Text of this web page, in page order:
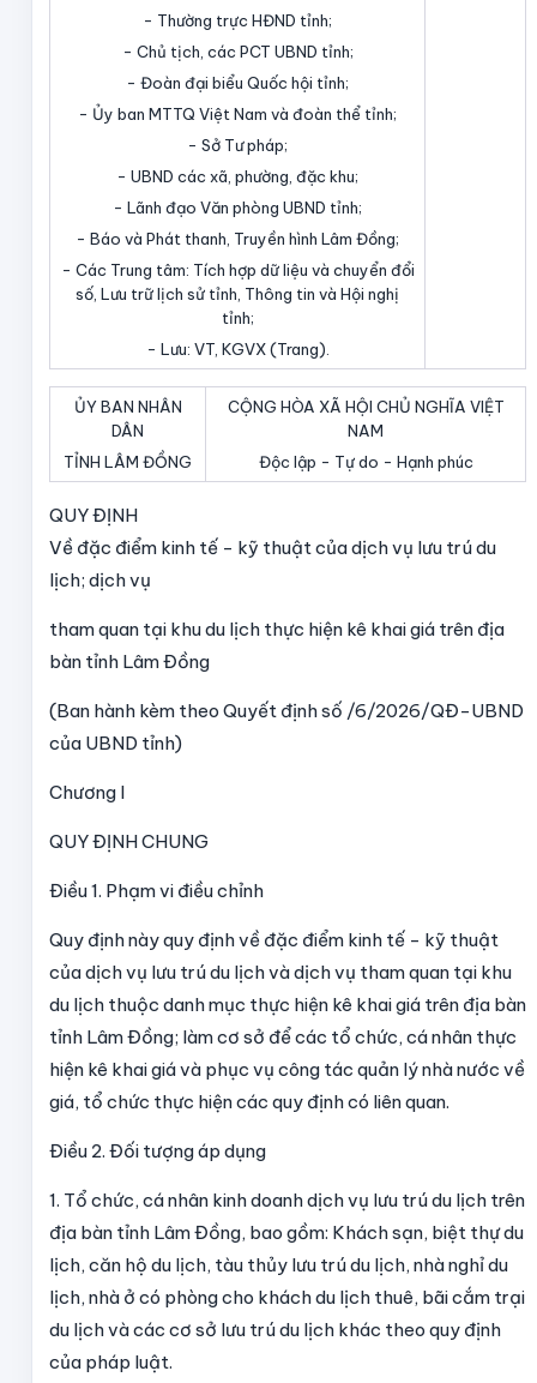
- Thường trực HĐND tỉnh;
- Chủ tịch, các PCT UBND tỉnh;
- Đoàn đại biểu Quốc hội tỉnh;
- Ủy ban MTTQ Việt Nam và đoàn thể tỉnh;
- Sở Tư pháp;
- UBND các xã, phường, đặc khu;
- Lãnh đạo Văn phòng UBND tỉnh;
- Báo và Phát thanh, Truyền hình Lâm Đồng;
- Các Trung tâm: Tích hợp dữ liệu và chuyển đổi
số, Lưu trữ lịch sử tỉnh, Thông tin và Hội nghị
tỉnh;
- Lưu: VT, KGVX (Trang).
ỦY BAN NHÂN
DÂN
TỈNH LÂM ĐỒNG
CỘNG HÒA XÃ HỘI CHỦ NGHĨA VIỆT
NAM
Độc lập - Tự do - Hạnh phúc
QUY ĐỊNH
Về đặc điểm kinh tế - kỹ thuật của dịch vụ lưu trú du
lịch; dịch vụ
tham quan tại khu du lịch thực hiện kê khai giá trên địa
bàn tỉnh Lâm Đồng
(Ban hành kèm theo Quyết định số /6/2026/QĐ-UBND
của UBND tỉnh)
Chương I
QUY ĐỊNH CHUNG
Điều 1. Phạm vi điều chỉnh
Quy định này quy định về đặc điểm kinh tế - kỹ thuật
của dịch vụ lưu trú du lịch và dịch vụ tham quan tại khu
du lịch thuộc danh mục thực hiện kê khai giá trên địa bàn
tỉnh Lâm Đồng; làm cơ sở để các tổ chức, cá nhân thực
hiện kê khai giá và phục vụ công tác quản lý nhà nước về
giá, tổ chức thực hiện các quy định có liên quan.
Điều 2. Đối tượng áp dụng
1. Tổ chức, cá nhân kinh doanh dịch vụ lưu trú du lịch trên
địa bàn tỉnh Lâm Đồng, bao gồm: Khách sạn, biệt thự du
lịch, căn hộ du lịch, tàu thủy lưu trú du lịch, nhà nghỉ du
lịch, nhà ở có phòng cho khách du lịch thuê, bãi cắm trại
du lịch và các cơ sở lưu trú du lịch khác theo quy định
của pháp luật.